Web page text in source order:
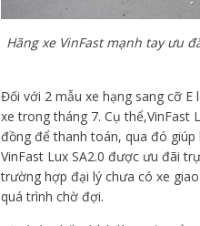
Hãng xe VinFast mạnh tay ưu
Đối với 2 mẫu xe hạng sang cỡ E
xe trong tháng 7. Cụ thể,VinFast
đồng để thanh toán, qua đó
VinFast Lux SA2.0 được ưu đãi
trường hợp đại lý chưa có xe
quá trình chờ đợi.